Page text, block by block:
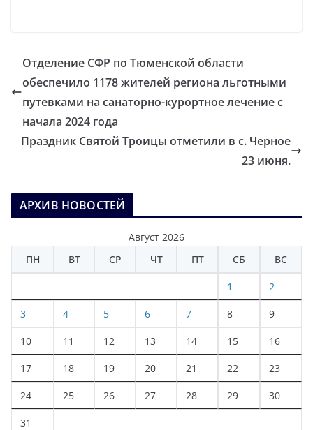
Отделение СФР по Тюменской области
обеспечило 1178 жителей региона льготными
путевками на санаторно-курортное лечение с
начала 2024 года
Праздник Святой Троицы отметили в с. Черное
23 июня.
АРХИВ НОВОСТЕЙ
Август 2026
ПН
ВТ СР ЧТ ПТ СБ ВС
1 2
3 4 5 6 7 8 9
10 11 12 13 14 15 16
17 18 19 20 21 22 23
24 25 26 27 28 29 30
31